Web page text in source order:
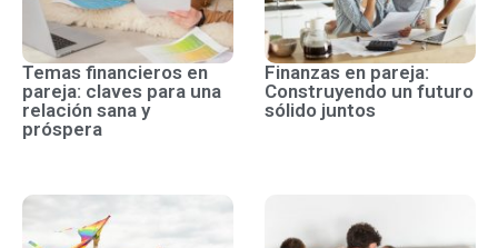
Temas financieros en
pareja: claves para una
relación sana y
próspera
Finanzas en pareja:
Construyendo un futuro
sólido juntos